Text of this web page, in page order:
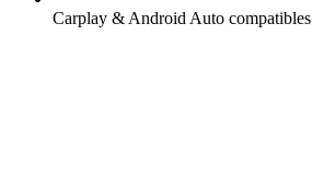
Carplay & Android Auto compatibles